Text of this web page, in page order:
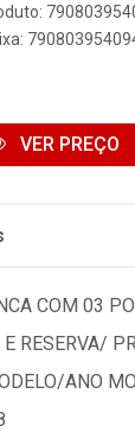
VER PREÇO
COM 03
RESERVA/
ANO